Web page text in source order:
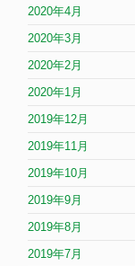
2020年4月
2020年3月
2020年2月
2020年1月
2019年12月
2019年11月
2019年10月
2019年9月
2019年8月
2019年7月